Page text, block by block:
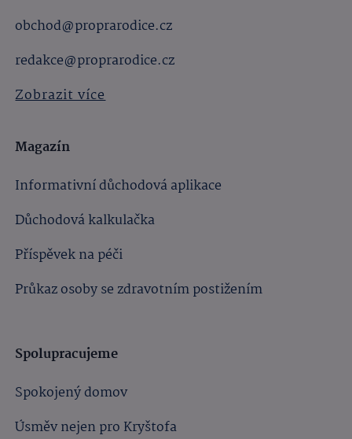
obchod@proprarodice.cz
redakce@proprarodice.cz
Zobrazit více
Magazín
Informativní důchodová aplikace
Důchodová kalkulačka
Příspěvek na péči
Průkaz osoby se zdravotním postižením
Spolupracujeme
Spokojený domov
Úsměv nejen pro Kryštofa